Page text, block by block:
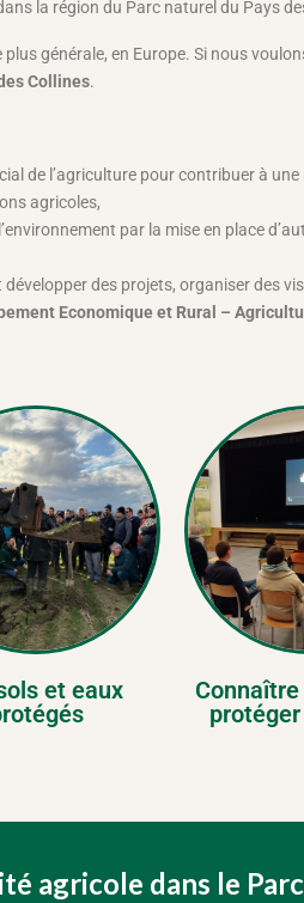
la région du Parc naturel du Pays
générale, en Europe. Si nous
Collines.
de l’agriculture pour contribuer à
agricoles,
par la mise en place
des projets, organiser des
Economique et Rural –
et eaux
agricole dans le